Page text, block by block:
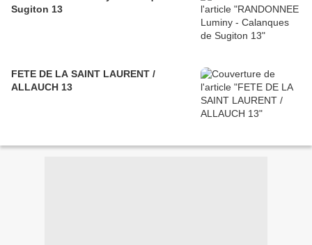
Sugiton 13
FETE DE LA SAINT LAURENT /
ALLAUCH 13